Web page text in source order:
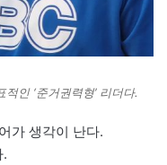
인 ‘준거권력형’ 리더다.
가 생각이 난다.
.